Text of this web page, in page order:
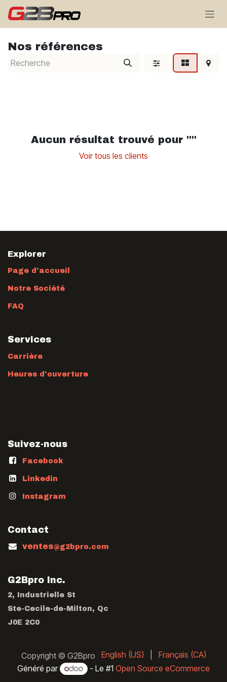
Se rendre au contenu
Nos références
Aucun résultat trouvé pour ""
Voir tous les clients
Explorer
Page d'accueil
Notre Société
FAQ
Services
Carrière
Heures d'ouverture
Suivez-nous
Facebook
Linkedin
Instagram
Contact
ventes@g2bpro.com
G2Bpro Inc.
2, Industrielle St
Ste-Cecile-de-Milton, Qc
J0E 2C0
Copyright © G2Bpro English (US)
Français (CA)
Généré par
- Le #1 Open Source eCommerce